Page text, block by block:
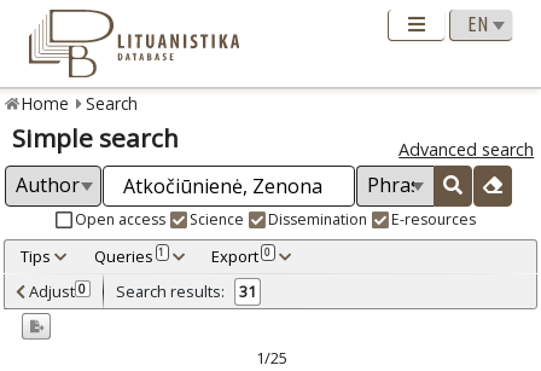
Home Search
Simple search Advanced search
Open access Science Dissemination E-resources
Tips Queries 1 Export 0
Adjusted by criteria 0
Year
Adjust 0 Search results: 31
1/25